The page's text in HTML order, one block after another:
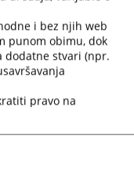
i bez njih web
punom obimu, dok
dodatne stvari (npr.
pravo na